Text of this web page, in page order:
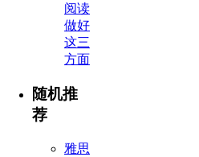
阅读
做好
这三
方面
随机推
荐
雅思